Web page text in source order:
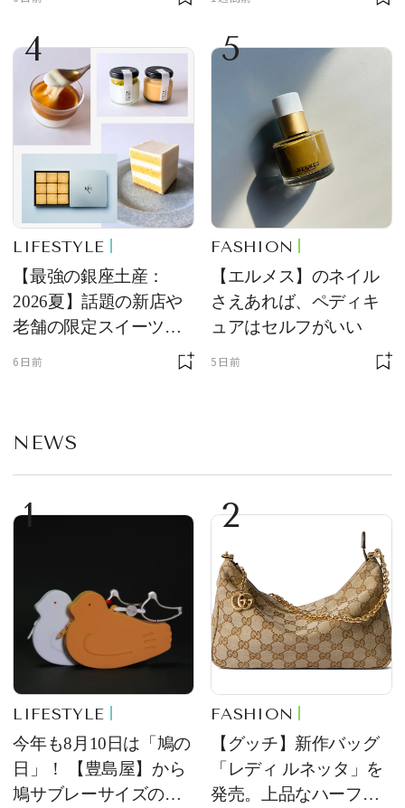
4
LIFESTYLE
【最強の銀座土産：
2026夏】話題の新店や
老舗の限定スイーツを
ゲット【＃SPURおやつ
6日前
5
FASHION
【エルメス】のネイル
さえあれば、ペディキ
ュアはセルフがいい
5日前
NEWS
1
LIFESTYLE
今年も8月10日は「鳩の
日」！ 【豊島屋】から
鳩サブレーサイズのポ
2
FASHION
【グッチ】新作バッグ
「レディ ルネッタ」を
発売。上品なハーフム